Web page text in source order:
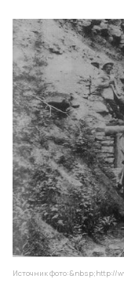
Источник фото:&nbsp;http://